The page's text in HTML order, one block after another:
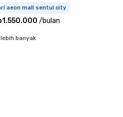
aeon mall sentul city
/bulan
banyak